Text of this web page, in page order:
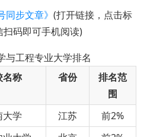
步文章》 (打开链接，点击标
扫码即可手机阅读)
与工程专业大学排名
名称 省份
排名范
围
大学 江苏
前2%